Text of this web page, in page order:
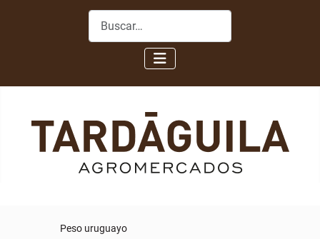
Buscar
Peso uruguayo